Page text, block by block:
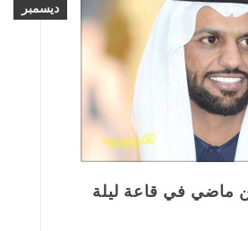
ديسمبر
ماضي في قاعة ليلة